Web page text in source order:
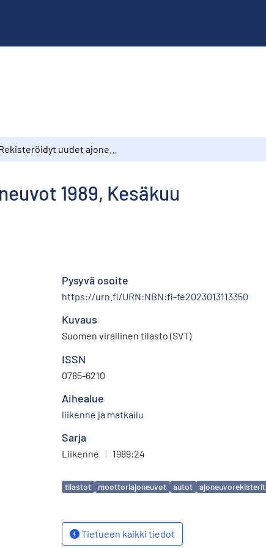
1989, Kesäkuu
Pysyvä osoite
https://urn.fi/URN:NBN:fi-fe2023013113350
Kuvaus
Suomen virallinen tilasto (SVT)
ISSN
0785-6210
Aihealue
liikenne ja matkailu
Sarja
Liikenne | 1989:24
Avainsanat
tilastot moottoriajoneuvot autot ajoneuvorekisterit
Tietueen kaikki tiedot